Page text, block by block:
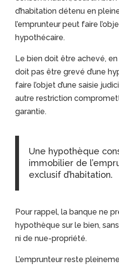
d’habitation détenu en
l’emprunteur peut faire
hypothécaire.
Le bien doit être achevé, en
doit pas être grevé d’une
faire l’objet d’une saisie
autre restriction
garantie.
Une hypothèque
immobilier de
exclusif d’habitation.
Pour rappel, la banque ne
hypothèque sur le bien,
ni de nue-propriété.
L’emprunteur reste